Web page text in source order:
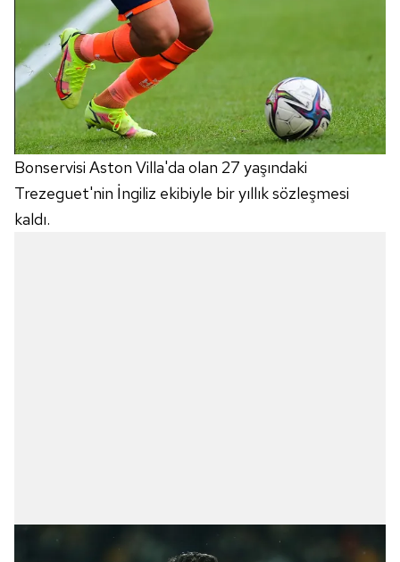
Bonservisi Aston Villa'da olan 27 yaşındaki
Trezeguet'nin İngiliz ekibiyle bir yıllık sözleşmesi
kaldı.